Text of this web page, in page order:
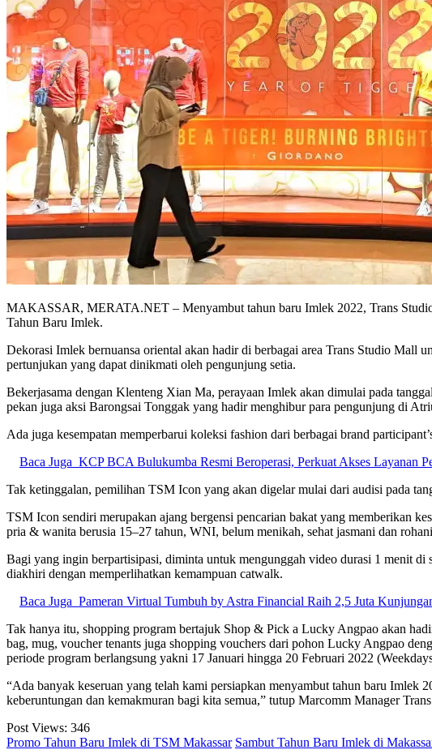
MAKASSAR, MERATA.NET – Menyambut tahun baru Imlek 2022, Trans
Tahun Baru Imlek.
Dekorasi Imlek bernuansa oriental akan hadir di berbagai area Trans Studio Mall
pertunjukan yang dapat dinikmati oleh pengunjung setia.
Bekerjasama dengan Klenteng Xian Ma, perayaan Imlek akan dimulai pada
pekan juga aksi Barongsai Tonggak yang hadir menghibur para pengunjung di
Ada juga kesempatan memperbarui koleksi fashion dari berbagai brand
Baca Juga KCP BCA Bulukumba Resmi Beroperasi, Perkuat Akses Layanan
Tak ketinggalan, pemilihan TSM Icon yang akan digelar mulai dari audisi pada
TSM Icon sendiri merupakan ajang bergensi pencarian bakat yang memberikan
pria & wanita berusia 15–27 tahun, WNI, belum menikah, sehat jasmani dan
Bagi yang ingin berpartisipasi, diminta untuk mengunggah video durasi 1 menit
diakhiri dengan memperlihatkan kemampuan catwalk.
Baca Juga Pameran Virtual Tumbuh by Astra Financial Raih 2,5 Juta
Tak hanya itu, shopping program bertajuk Shop & Pick a Lucky Angpao akan
bag, mug, voucher tenants juga shopping vouchers dari pohon Lucky Angpao
periode program berlangsung yakni 17 Januari hingga 20 Februari 2022
“Ada banyak keseruan yang telah kami persiapkan menyambut tahun baru Imlek
keberuntungan dan kemakmuran bagi kita semua,” tutup Marcomm Manager
Post Views: 346
Promo Tahun Baru Imlek di TSM Makassar Sambut Tahun Baru Imlek di